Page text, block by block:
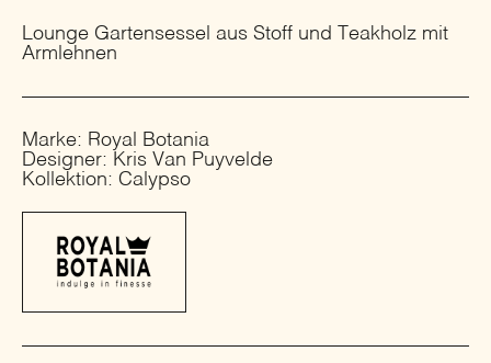
Lounge Gartensessel aus Stoff und Teakholz mit
Armlehnen
Marke: Royal Botania
Designer: Kris Van Puyvelde
Kollektion: Calypso